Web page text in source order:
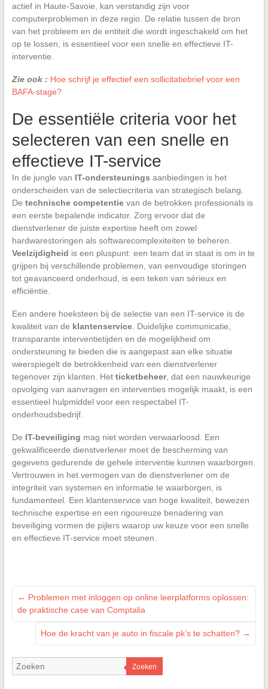
actief in Haute-Savoie, kan verstandig zijn voor
computerproblemen in deze regio. De relatie tussen de bron
van het probleem en de entiteit die wordt ingeschakeld om het
op te lossen, is essentieel voor een snelle en effectieve IT-
interventie.
Zie ook : Hoe schrijf je effectief een sollicitatiebrief voor een
BAFA-stage?
De essentiële criteria voor het
selecteren van een snelle en
effectieve IT-service
In de jungle van IT-ondersteunings aanbiedingen is het
onderscheiden van de selectiecriteria van strategisch belang.
De technische competentievan de betrokken professionals is
een eerste bepalende indicator. Zorg ervoor dat de
dienstverlener de juiste expertise heeft om zowel
hardwarestoringen als softwarecomplexiteiten te beheren.
Veelzijdigheid is een pluspunt: een team dat in staat is om in te
grijpen bij verschillende problemen, van eenvoudige storingen
tot geavanceerd onderhoud, is een teken van sérieux en
efficiëntie.
Een andere hoeksteen bij de selectie van een IT-service is de
kwaliteit van de klantenservice. Duidelijke communicatie,
transparante interventietijden en de mogelijkheid om
ondersteuning te bieden die is aangepast aan elke situatie
weerspiegelt de betrokkenheid van een dienstverlener
tegenover zijn klanten. Het ticketbeheer, dat een nauwkeurige
opvolging van aanvragen en interventies mogelijk maakt, is een
essentieel hulpmiddel voor een respectabel IT-
onderhoudsbedrijf.
De IT-beveiliging mag niet worden verwaarloosd. Een
gekwalificeerde dienstverlener moet de bescherming van
gegevens gedurende de gehele interventie kunnen waarborgen.
Vertrouwen in het vermogen van de dienstverlener om de
integriteit van systemen en informatie te waarborgen, is
fundamenteel. Een klantenservice van hoge kwaliteit, bewezen
technische expertise en een rigoureuze benadering van
beveiliging vormen de pijlers waarop uw keuze voor een snelle
en effectieve IT-service moet steunen.
← Problemen met inloggen op online leerplatforms oplossen:
de praktische case van Comptalia
Hoe de kracht van je auto in fiscale pk’s te schatten? →
Zoeken